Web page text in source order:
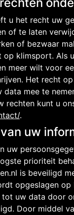
u het recht uw
of te laten
of bezwaar
op klimsport. Als
meer wilt voor
Het recht
data mee te
rechten kunt u
.
uw
uw
prioriteit
is beveiligd
opgeslagen op
tot uw data door
Door middel